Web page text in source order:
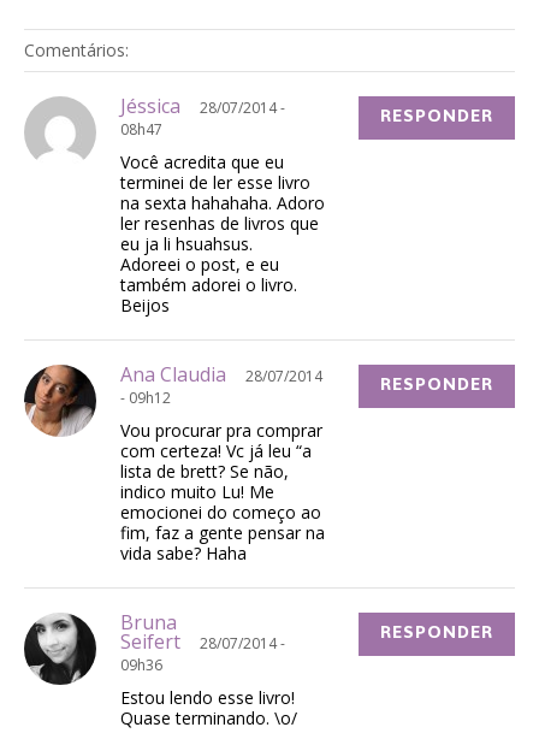
Comentários:
Jéssica
28/07/2014 -
08h47
Você acredita que eu
terminei de ler esse livro
na sexta hahahaha. Adoro
ler resenhas de livros que
eu ja li hsuahsus.
Adoreei o post, e eu
também adorei o livro.
Beijos
RESPONDER
Ana Claudia
28/07/2014
- 09h12
Vou procurar pra comprar
com certeza! Vc já leu “a
lista de brett? Se não,
indico muito Lu! Me
emocionei do começo ao
fim, faz a gente pensar na
vida sabe? Haha
RESPONDER
Bruna
Seifert
28/07/2014 -
09h36
Estou lendo esse livro!
Quase terminando. \o/
RESPONDER